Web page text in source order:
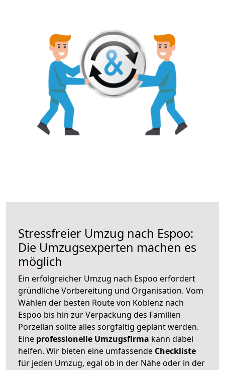
Stressfreier Umzug nach Espoo:
Die Umzugsexperten machen es
möglich
Ein erfolgreicher Umzug nach Espoo erfordert
gründliche Vorbereitung und Organisation. Vom
Wählen der besten Route von Koblenz nach
Espoo bis hin zur Verpackung des Familien
Porzellan sollte alles sorgfältig geplant werden.
Eine professionelle Umzugsfirma kann dabei
helfen. Wir bieten eine umfassende Checkliste
für jeden Umzug, egal ob in der Nähe oder in der